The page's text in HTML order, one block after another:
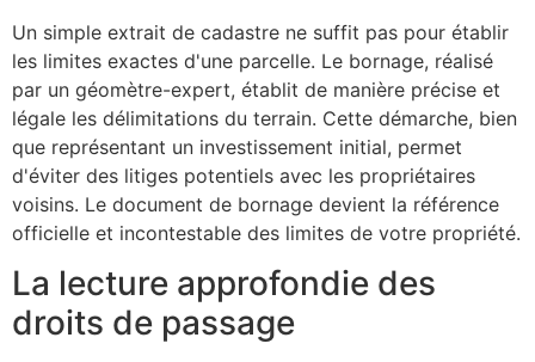
Un simple extrait de cadastre ne suffit pas pour établir
les limites exactes d'une parcelle. Le bornage, réalisé
par un géomètre-expert, établit de manière précise et
légale les délimitations du terrain. Cette démarche, bien
que représentant un investissement initial, permet
d'éviter des litiges potentiels avec les propriétaires
voisins. Le document de bornage devient la référence
officielle et incontestable des limites de votre propriété.
La lecture approfondie des
droits de passage